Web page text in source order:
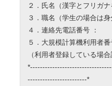
２．氏名（漢字とフリガナ
３．職名（学生の場合は身
４．連絡先電話番号 ：
５．大規模計算機利用者番
（利用者登録している場合
------------------------*